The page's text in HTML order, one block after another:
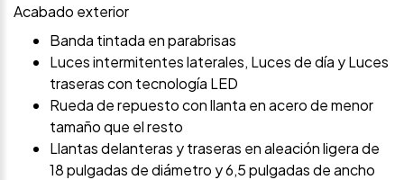
Acabado exterior
Banda tintada en parabrisas
Luces intermitentes laterales, Luces de día y Luces
traseras con tecnología LED
Rueda de repuesto con llanta en acero de menor
tamaño que el resto
Llantas delanteras y traseras en aleación ligera de
18 pulgadas de diámetro y 6,5 pulgadas de ancho